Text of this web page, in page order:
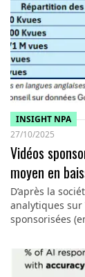
INSIGHT NPA
27/10/2025
Vidéos
moyen en
D’après la
analytiques sur
sponsorisées